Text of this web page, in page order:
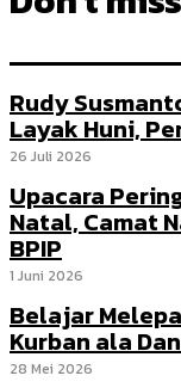
Rudy
Layak Huni,
26 Juli 2026
Upacara
Natal, Camat
BPIP
1 Juni 2026
Belajar
Kurban ala
28 Mei 2026